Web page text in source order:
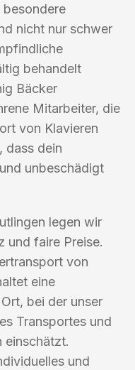
besondere
nicht nur schwer
behandelt
Bäcker
Mitarbeiter, die
von Klavieren
dass dein
unbeschädigt
legen wir
und faire Preise.
von
eine
bei der unser
Transportes und
einschätzt.
und